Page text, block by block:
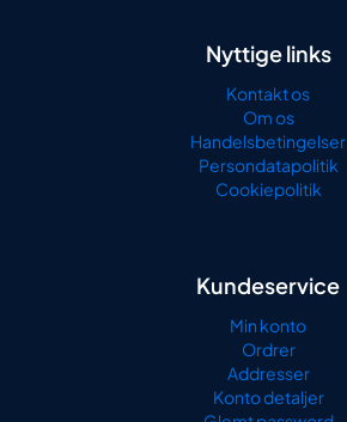
Nyttige links
Kontakt os
Om os
Handelsbetingelser
Persondatapolitik
Cookiepolitik
Kundeservice
Min konto
Ordrer
Addresser
Konto detaljer